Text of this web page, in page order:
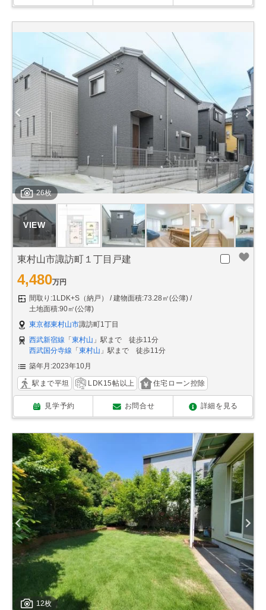
26枚
東村山市諏訪町１丁目戸建
4,480万円
間取り:1LDK+S（納戸）
建物面積:73.28㎡(公簿)
土地面積:90㎡(公簿)
東京都東村山市諏訪町1丁目
西武新宿線 「東村山 」駅まで 徒歩11分
西武国分寺線 「東村山 」駅まで 徒歩11分
築年月:2023年10月
駅まで平坦 LDK15帖以上 住宅ローン控除
見学予約 お問合せ 詳細を見る
12枚